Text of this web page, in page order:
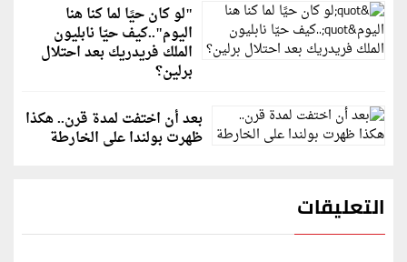
"لو كان حيًا لما كنا هنا
اليوم"..كيف حيّا نابليون
الملك فريدريك بعد احتلال
برلين؟
بعد أن اختفت لمدة قرن.. هكذا
ظهرت بولندا على الخارطة
التعليقات